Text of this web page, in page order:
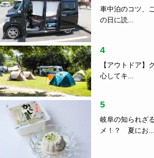
車中泊のコツ、
の日に読...
4
【アウトドア】
心してキ...
5
岐阜の知られざ
メ！？ 夏にお...